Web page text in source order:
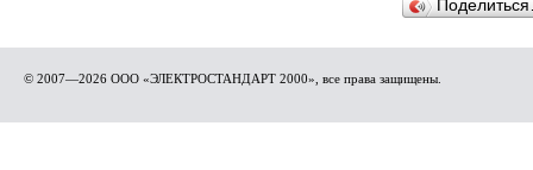
© 2007—2026 ООО «ЭЛЕКТРОСТАНДАРТ 2000», все права защищены.